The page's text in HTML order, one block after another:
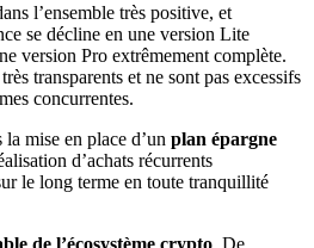
l’ensemble très positive, et
se décline en une version Lite
version Pro extrêmement complète.
transparents et ne sont pas excessifs
concurrentes.
mise en place d’un plan épargne
d’achats récurrents
le long terme en toute tranquillité
de l’écosystème crypto . De